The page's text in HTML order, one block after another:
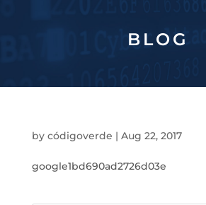
BLOG
by códigoverde | Aug 22, 2017
google1bd690ad2726d03e